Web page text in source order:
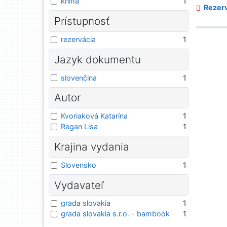
Prístupnosť
rezervácia 1
Jazyk dokumentu
slovenčina 1
Autor
Kvoriaková Katarína
1
Regan Lisa
1
Krajina vydania
Slovensko 1
Vydavateľ
grada slovakia
1
grada slovakia s.r.o. - bambook
1